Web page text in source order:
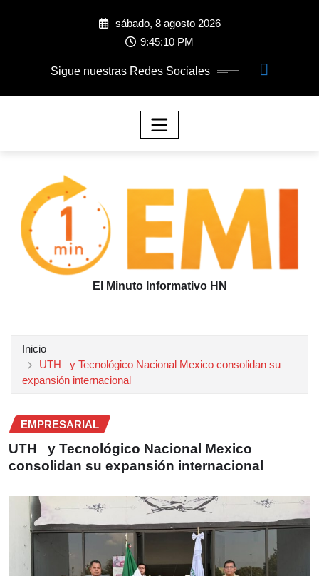
sábado, 8 agosto 2026
9:45:11 PM
Sigue nuestras Redes Sociales
El Minuto Informativo HN
Inicio
UTH y Tecnológico Nacional Mexico consolidan su
expansión internacional
EMPRESARIAL
UTH y Tecnológico Nacional Mexico
consolidan su expansión internacional